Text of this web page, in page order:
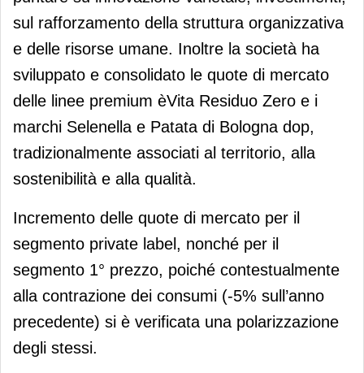
sul rafforzamento della struttura organizzativa
e delle risorse umane. Inoltre la società ha
sviluppato e consolidato le quote di mercato
delle linee premium èVita Residuo Zero e i
marchi Selenella e Patata di Bologna dop,
tradizionalmente associati al territorio, alla
sostenibilità e alla qualità.
Incremento delle quote di mercato per il
segmento private label, nonché per il
segmento 1° prezzo, poiché contestualmente
alla contrazione dei consumi (-5% sull’anno
precedente) si è verificata una polarizzazione
degli stessi.